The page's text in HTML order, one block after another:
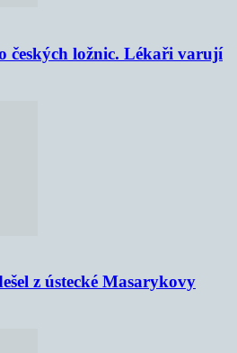
českých ložnic. Lékaři varují
z ústecké Masarykovy